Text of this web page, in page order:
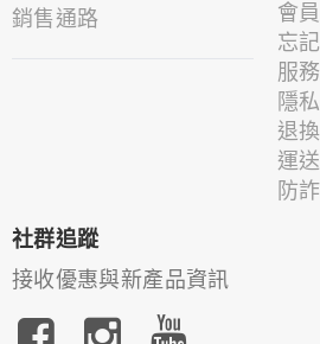
銷售通路
會
忘
服
隱
退
運
防
社群追蹤
接收優惠與新產品資訊